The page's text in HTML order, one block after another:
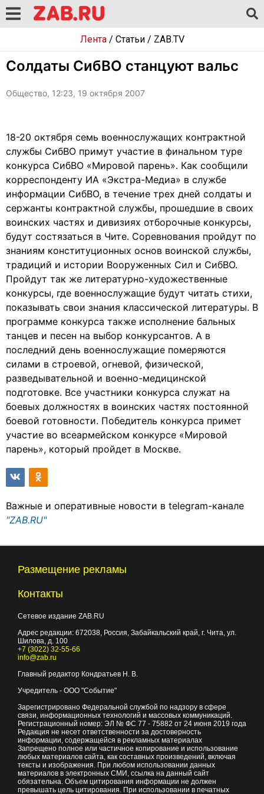
Лента/ Статьи/ ZAB.TV
Солдаты СибВО станцуют вальс
Общество, 12:23, 19 октября 2007
18-20 октября семь военнослужащих контрактной
службы СибВО примут участие в финальном туре
конкурса СибВО «Мировой парень». Как сообщили
корреспонденту ИА «Экстра-Медиа» в службе
информации СибВО, в течение трех дней солдаты и
сержанты контрактной службы, прошедшие в своих
воинских частях и дивизиях отборочные конкурсы,
будут состязаться в Чите. Соревнования пройдут по
знаниям конституционных основ воинской службы,
традиций и истории Вооруженных Сил и СибВО.
Пройдут так же литературно-художественные
конкурсы, где военнослужащие будут читать стихи,
показывать свои знания классической литературы. В
программе конкурса также исполнение бальных
танцев и песен на выбор конкурсантов. А в
последний день военнослужащие померяются
силами в строевой, огневой, физической,
разведывательной и военно-медицинской
подготовке. Все участники конкурса служат на
боевых должностях в воинских частях постоянной
боевой готовности. Победитель конкурса примет
участие во всеармейском конкурсе «Мировой
парень», который пройдет в Москве.
Важные и оперативные новости в telegram-канале
"ZAB.RU"
Размещение рекламы
Контакты
Сетевое издание ZAB.RU
Адрес редакции: 672038, Россия, Забайкальский край, г. Чита, ул.
Шилова, д. 100
+7 (3022) 32-55-66
info@zab.ru
Главный редактор Кондратьев Н. В.
Учредитель - ООО "Событие"
Зарегистрировано Федеральной службой по надзору в сфере
связи, информационных технологий и массовых коммуникаций.
Регистрационный номер: ЭЛ № ФС 77 - 75882 от 24 июня 2019 года
Редакция не несет ответственности за достоверность
информации, содержащейся в рекламных материалах
Запрещено полное или частичное копирование и использование
любых материалов сайта, как составных произведений, включая
тексты и изображения. При любом использовании данных
материалов в электронных СМИ, ссылка на данный сайт
обязательна. Объем цитирования информации не должен
превышать цель цитирования. При использовании в печатных